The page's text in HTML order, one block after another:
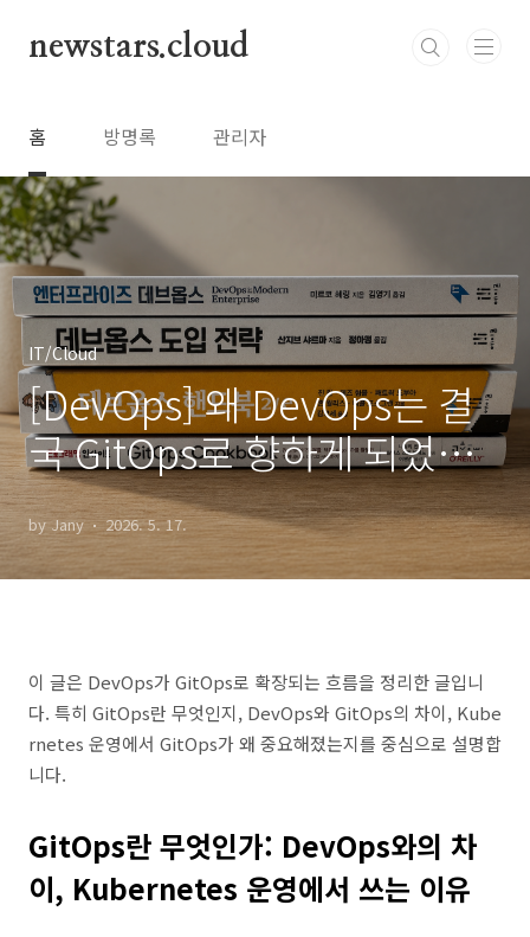
newstars.cloud
홈 방명록 관리자
IT/Cloud
[DevOps] 왜 DevOps는 결
국 GitOps로 향하게 되었을
까
by Jany 2026. 5. 17.
이 글은 DevOps가 GitOps로 확장되는 흐름을 정리한 글입니
다. 특히 GitOps란 무엇인지, DevOps와 GitOps의 차이, Kube
rnetes 운영에서 GitOps가 왜 중요해졌는지를 중심으로 설명합
니다.
GitOps란 무엇인가: DevOps와의 차
이, Kubernetes 운영에서 쓰는 이유